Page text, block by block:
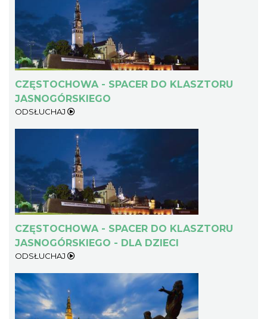
CZĘSTOCHOWA - SPACER DO KLASZTORU
JASNOGÓRSKIEGO
ODSŁUCHAJ
CZĘSTOCHOWA - SPACER DO KLASZTORU
JASNOGÓRSKIEGO - DLA DZIECI
ODSŁUCHAJ